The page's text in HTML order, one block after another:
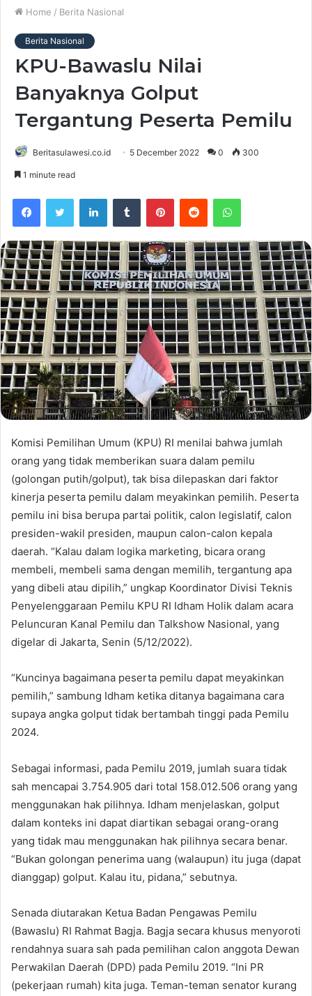
Home / Berita Nasional
Berita Nasional
KPU-Bawaslu Nilai
Banyaknya Golput
Tergantung Peserta Pemilu
Beritasulawesi.co.id 5 December 2022 0 300
1 minute read
Komisi Pemilihan Umum (KPU) RI menilai bahwa jumlah
orang yang tidak memberikan suara dalam pemilu
(golongan putih/golput), tak bisa dilepaskan dari faktor
kinerja peserta pemilu dalam meyakinkan pemilih. Peserta
pemilu ini bisa berupa partai politik, calon legislatif, calon
presiden-wakil presiden, maupun calon-calon kepala
daerah. “Kalau dalam logika marketing, bicara orang
membeli, membeli sama dengan memilih, tergantung apa
yang dibeli atau dipilih,” ungkap Koordinator Divisi Teknis
Penyelenggaraan Pemilu KPU RI Idham Holik dalam acara
Peluncuran Kanal Pemilu dan Talkshow Nasional, yang
digelar di Jakarta, Senin (5/12/2022).
“Kuncinya bagaimana peserta pemilu dapat meyakinkan
pemilih,” sambung Idham ketika ditanya bagaimana cara
supaya angka golput tidak bertambah tinggi pada Pemilu
2024.
Sebagai informasi, pada Pemilu 2019, jumlah suara tidak
sah mencapai 3.754.905 dari total 158.012.506 orang yang
menggunakan hak pilihnya. Idham menjelaskan, golput
dalam konteks ini dapat diartikan sebagai orang-orang
yang tidak mau menggunakan hak pilihnya secara benar.
“Bukan golongan penerima uang (walaupun) itu juga (dapat
dianggap) golput. Kalau itu, pidana,” sebutnya.
Senada diutarakan Ketua Badan Pengawas Pemilu
(Bawaslu) RI Rahmat Bagja. Bagja secara khusus menyoroti
rendahnya suara sah pada pemilihan calon anggota Dewan
Perwakilan Daerah (DPD) pada Pemilu 2019. “Ini PR
(pekerjaan rumah) kita juga. Teman-teman senator kurang